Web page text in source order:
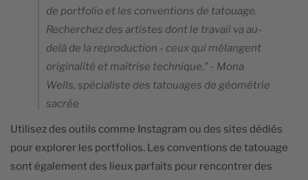
de portfolio et les conventions de tatouage.
Recherchez des artistes dont le travail va au-
delà de la reproduction - ceux qui mélangent
originalité et maîtrise technique." - Mona
Wells, spécialiste des tatouages de géométrie
sacrée
Utilisez des outils comme Instagram ou des sites dédiés
pour explorer les portfolios. Les conventions de tatouage
sont également des lieux parfaits pour rencontrer des